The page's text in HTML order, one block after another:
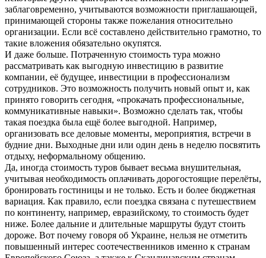
заблаговременно, учитываются возможности приглашающей,
принимающей стороны также пожелания относительно
организации. Если всё составлено действительно грамотно, то
такие вложения обязательно окупятся.
И даже больше. Потраченную стоимость тура можно
рассматривать как выгодную инвестицию в развитие
компании, её будущее, инвестиции в профессионализм
сотрудников. Это возможность получить новый опыт и, как
принято говорить сегодня, «прокачать профессиональные,
коммуникативные навыки». Возможно сделать так, чтобы
такая поездка была ещё более выгодной. Например,
организовать все деловые моменты, мероприятия, встречи в
будние дни. Выходные дни или один день в неделю посвятить
отдыху, неформальному общению.
Да, иногда стоимость туров бывает весьма внушительная,
учитывая необходимость оплачивать дорогостоящие перелёты,
бронировать гостиницы и не только. Есть и более бюджетная
вариация. Как правило, если поездка связана с путешествием
по континенту, например, евразийскому, то стоимость будет
ниже. Более дальние и длительные маршруты будут стоить
дороже. Вот почему говоря об Украине, нельзя не отметить
повышенный интерес соотечественников именно к странам